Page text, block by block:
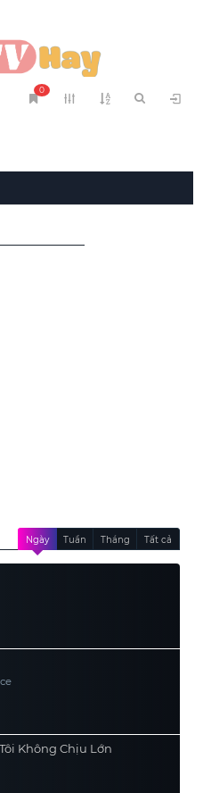
0
Ngày Tuần Tháng Tất cả
Không Chịu Lớn